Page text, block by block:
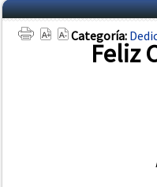
Categoría:
Feliz